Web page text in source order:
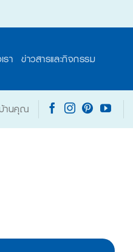
า ข่าวสารและกิจกรรม
านคุณ